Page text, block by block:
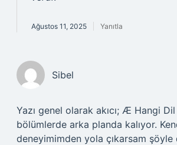
Ağustos 11, 2025 Yanıtla
Sibel
Yazı genel olarak akıcı; Æ Hangi Dil
bölümlerde arka planda kalıyor.
deneyimimden yola çıkarsam